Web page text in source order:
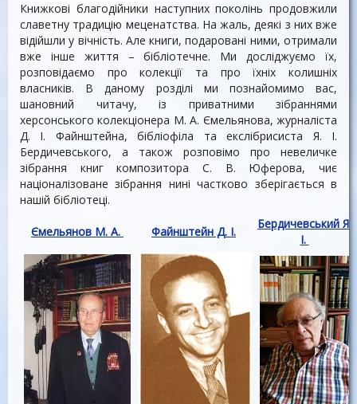
Книжкові благодійники наступних поколінь продовжили
славетну традицію меценатства. На жаль, деякі з них вже
відійшли у вічність. Але книги, подаровані ними, отримали
вже інше життя – бібліотечне. Ми досліджуємо їх,
розповідаємо про колекції та про їхніх колишніх
власників. В даному розділі ми познайомимо вас,
шановний читачу, із приватними зібраннями
херсонського колекціонера М. А. Ємельянова, журналіста
Д. І. Файнштейна, бібліофіла та екслібрисиста Я. І.
Бердичевського, а також розповімо про невеличке
зібрання книг композитора С. В. Юферова, чиє
націоналізоване зібрання нині частково зберігається в
нашій бібліотеці.
Ємельянов М. А. Файнштейн Д. І.
Бердичевський Я.
І.